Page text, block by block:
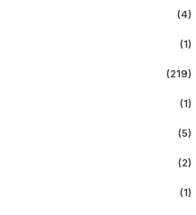
(4)
(1)
(219)
(1)
(5)
(2)
(1)